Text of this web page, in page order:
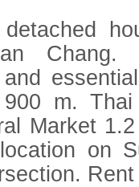
detached
Chang.
m.
Market
on